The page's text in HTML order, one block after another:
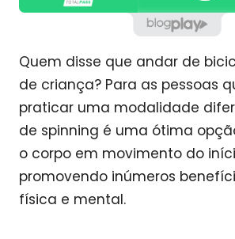
Quem disse que andar de
de criança? Para as pessoas
praticar uma modalidade
de spinning é uma ótima
o corpo em movimento do
promovendo inúmeros
física e mental.